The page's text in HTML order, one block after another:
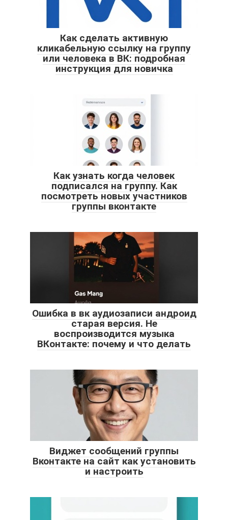
Как сделать активную
кликабельную ссылку на группу
или человека в ВК: подробная
инструкция для новичка
Как узнать когда человек
подписался на группу. Как
посмотреть новых участников
группы вконтакте
Ошибка в вк аудиозаписи андроид
старая версия. Не
воспроизводится музыка
ВКонтакте: почему и что делать
Виджет сообщений группы
Вконтакте на сайт как установить
и настроить